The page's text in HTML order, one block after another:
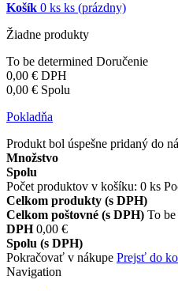
Košík 0 ks ks (prázdny)
Žiadne produkty
To be determined Doručenie
0,00 € DPH
0,00 € Spolu
Pokladňa
Produkt bol úspešne pridaný do
Množstvo
Spolu
Počet produktov v košíku: 0 ks
Celkom produkty (s DPH)
Celkom poštovné (s DPH) To be
DPH 0,00 €
Spolu (s DPH)
Pokračovať v nákupe Prejsť do
Navigation